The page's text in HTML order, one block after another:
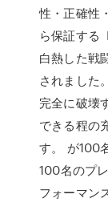
性・正確性
ら保証する
白熱した戦
されました
完全に破壊
できる程の
す。 が100
100名のプ
フォーマン